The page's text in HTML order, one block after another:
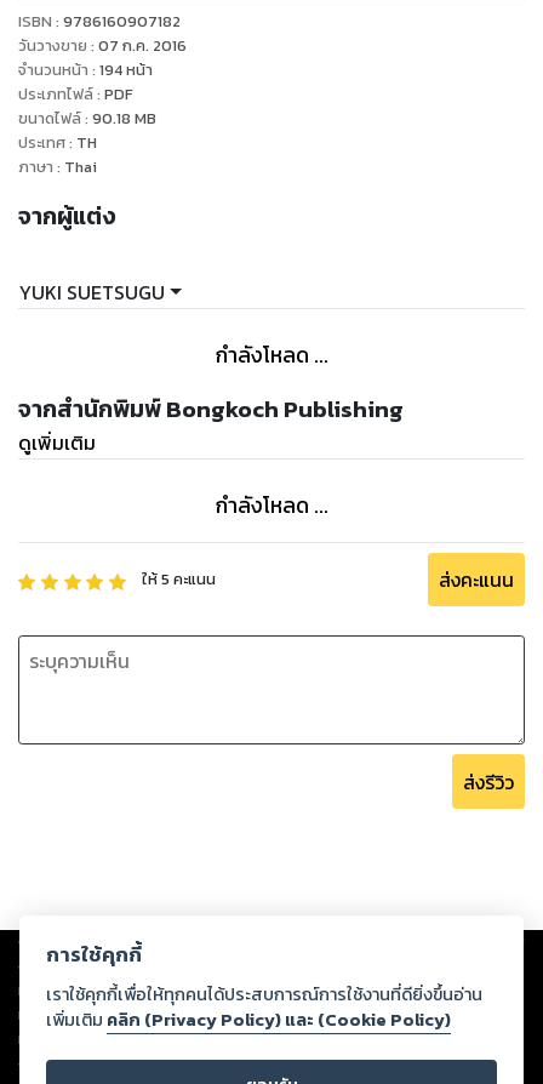
ISBN : 9786160907182
วันวางขาย : 07 ก.ค. 2016
จำนวนหน้า : 194หน้า
ประเภทไฟล์: PDF
ขนาดไฟล์: 90.18 MB
ประเทศ: TH
ภาษา : Thai
จากผู้แต่ง
YUKI SUETSUGU
กำลังโหลด ...
จากสำนักพิมพ์ Bongkoch Publishing
ดูเพิ่มเติม
กำลังโหลด ...
ให้5 คะแนน ส่งคะแนน
ส่งรีวิว
Copyright © 2026
ต่อผลงานหรือเนื้อหาใดที่อัปโหลดผ่านเว็บไซต์และปรากฏว่าละเมิดสิทธิใน
ทรัพย์สินทางปัญญาของบุคคลอื่นหรือขัดต่อกฎหมายและศีลธรรม ดังนั้น ผู้อ่าน
ทุกท่านโปรดใช้วิจารณญาณในการกลั่นกรองด้วยตนเอง และหากท่านพบว่าส่วน
หนึ่งส่วนใดขัดต่อกฎหมายและศีลธรรม กรุณาแจ้งมายังบริษัท เพื่อทีมงานจะได้
ดำเนินการในทันที ทั้งนี้ ทางสตอรี่ล็อกขอสงวนลิขสิทธิ์ตามพระราชบัญญัติ
การใช้คุกกี้
เราใช้คุกกี้เพื่อให้ทุกคนได้ประสบการณ์การใช้งานที่ดียิ่งขึ้นอ่าน
เพิ่มเติม คลิก (Privacy Policy) และ (Cookie Policy)